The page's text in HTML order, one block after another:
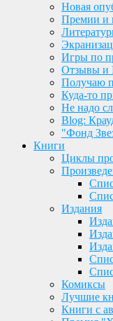
Новая
Премии и
Игры по
Отзывы и
Получаю
Куда-то
Не надо
Blog:
"Фонд
Книги
Циклы
Издания
Комиксы
Лучшие
Книги с